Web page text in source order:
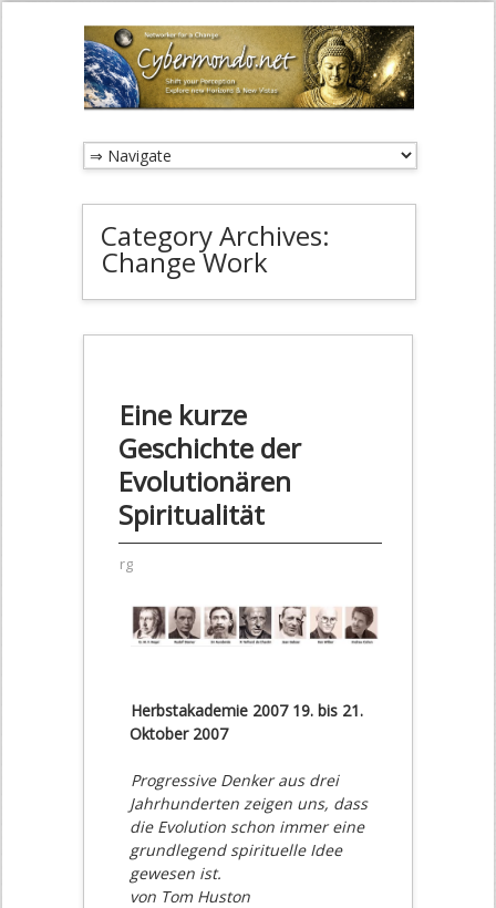
Category Archives:
Change Work
Eine kurze
Geschichte der
Evolutionären
Spiritualität
rg
Herbstakademie 2007 19. bis 21.
Oktober 2007
Progressive Denker aus drei
Jahrhunderten zeigen uns, dass
die Evolution schon immer eine
grundlegend spirituelle Idee
gewesen ist.
von Tom Huston